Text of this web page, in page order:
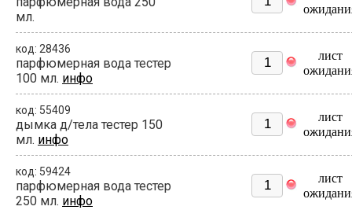
мл.
код: 28436
парфюмерная вода тестер
100 мл. инфо
лист
код: 55409
дымка д/тела тестер 150
мл. инфо
лист
код: 59424
парфюмерная вода тестер
250 мл. инфо
лист